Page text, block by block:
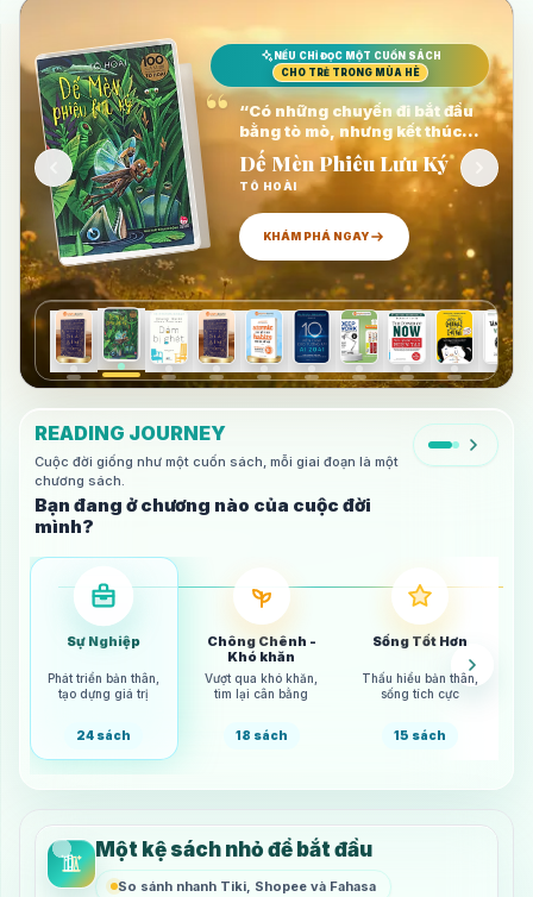
NẾU CHỈ ĐỌC MỘT CUỐN SÁCH
CHO TRẺ TRONG MÙA HÈ
“
“Có những chuyến đi bắt đầu
bằng tò mò, nhưng kết thúc
bằng trưởng thành.”
Dế Mèn Phiêu Lưu Ký
TÔ HOÀI
KHÁM PHÁ NGAY
READING JOURNEY
Cuộc đời giống như một cuốn sách, mỗi giai đoạn là một
chương sách.
Bạn đang ở chương nào của cuộc đời
mình?
Sự Nghiệp
Phát triển bản thân,
tạo dựng giá trị
24 sách
Chông Chênh -
Khó khăn
Vượt qua khó khăn,
tìm lại cân bằng
18 sách
Sống Tốt Hơn
Thấu hiểu bản thân,
sống tích cực
15 sách
Một kệ sách nhỏ để bắt đầu
So sánh nhanh Tiki, Shopee và Fahasa